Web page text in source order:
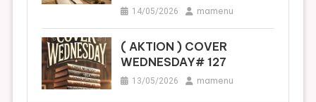
14/05/2026 mamenu
( AKTION ) COVER
WEDNESDAY# 127
13/05/2026 mamenu